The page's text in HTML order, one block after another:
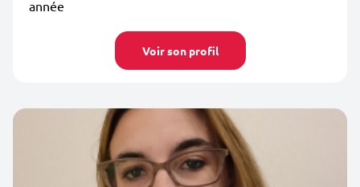
année
Voir son profil